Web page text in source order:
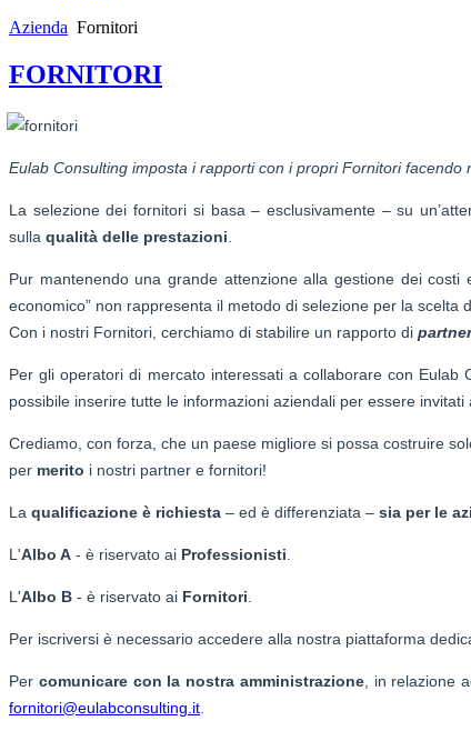
Azienda Fornitori
FORNITORI
Eulab Consulting imposta i rapporti con i propri Fornitori
La selezione dei fornitori si basa – esclusivamente – su
sulla qualità delle prestazioni
Pur mantenendo una grande attenzione alla gestione dei
economico” non rappresenta il metodo di selezione per la scelta
Con i nostri Fornitori, cerchiamo di stabilire un rapporto di
Per gli operatori di mercato interessati a collaborare con
possibile inserire tutte le informazioni aziendali per essere
Crediamo, con forza, che un paese migliore si possa costruire
per merito i nostri partner e fornitori!
La qualificazione è richiesta – ed è differenziata – sia per le
L'Albo A - è riservato ai Professionisti
L'Albo B - è riservato ai Fornitori
Per iscriversi è necessario accedere alla nostra piattaforma
Per comunicare con la nostra amministrazione, in relazione
fornitori@eulabconsulting.it